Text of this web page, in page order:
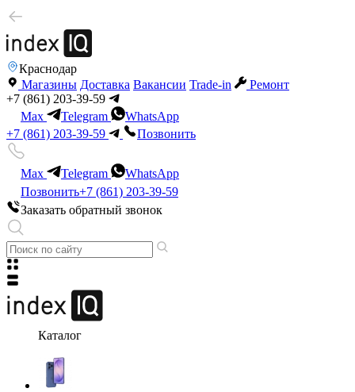
Краснодар
Магазины Доставка Вакансии Trade-in
Ремонт
+7 (861) 203-39-59
Max
Telegram
WhatsApp
+7 (861) 203-39-59
Позвонить
Max Telegram
WhatsApp
Позвонить+7 (861) 203-39-59
Заказать обратный звонок
Каталог